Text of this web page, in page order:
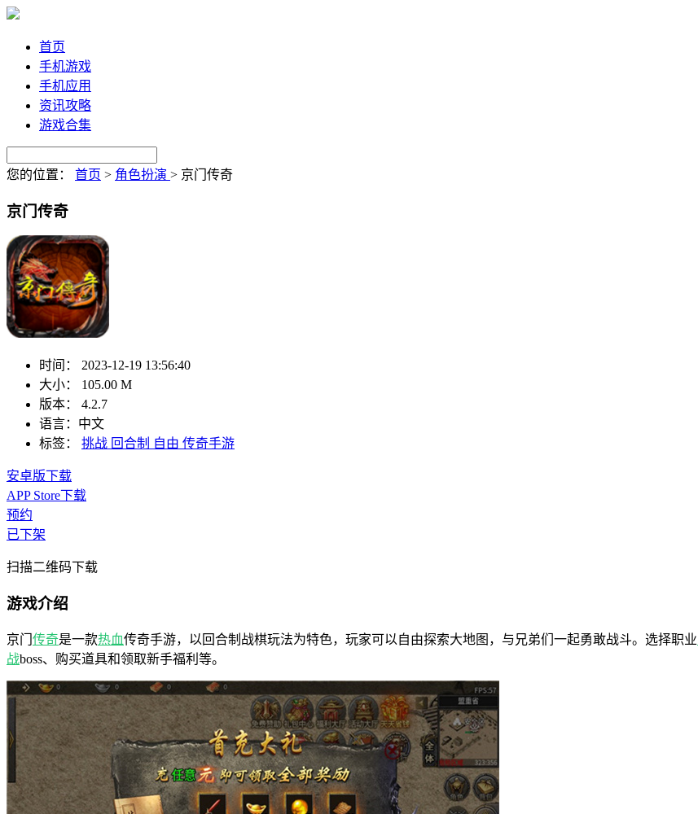
首页
手机游戏
手机应用
资讯攻略
游戏合集
您的位置： 首页 > 角色扮演 > 京门传奇
京门传奇
时间：
2023-12-19 13:56:40
大小：
105.00 M
版本：
4.2.7
语言： 中文
标签：
挑战 回合制 自由 传奇手游
安卓版下载
APP Store下载
预约
已下架
扫描二维码下载
游戏介绍
京门 传奇是一款热血传奇手游，以回合制战棋玩法为特色，玩家可以自由探索大地图，与兄弟们一起勇敢战斗。选择职业
战boss、购买道具和领取新手福利等。